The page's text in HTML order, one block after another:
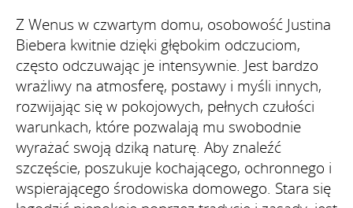
Z Wenus w czwartym domu, osobowość Justina
Biebera kwitnie dzięki głębokim odczuciom,
często odczuwając je intensywnie. Jest bardzo
wrażliwy na atmosferę, postawy i myśli innych,
rozwijając się w pokojowych, pełnych czułości
warunkach, które pozwalają mu swobodnie
wyrażać swoją dziką naturę. Aby znaleźć
szczęście, poszukuje kochającego, ochronnego i
wspierającego środowiska domowego. Stara się